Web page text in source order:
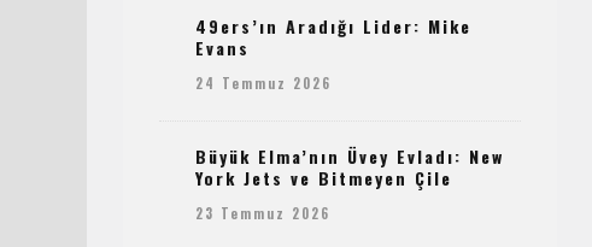
49ers’ın Aradığı Lider: Mike
Evans
24 Temmuz 2026
Büyük Elma’nın Üvey Evladı: New
York Jets ve Bitmeyen Çile
23 Temmuz 2026